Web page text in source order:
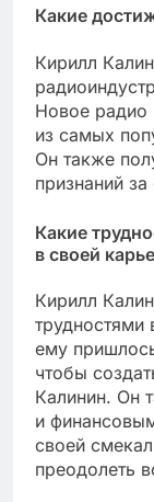
Какие
Кирилл
Новое радио
из самых
Он также
признаний
Какие
в своей
Кирилл
трудностями
ему
чтобы
Калинин. Он
и
своей
преодолеть